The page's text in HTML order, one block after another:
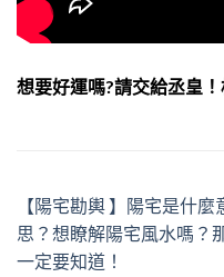
想要好運嗎?請交給丞皇
【陽宅勘輿 】陽宅是什麼
思？想瞭解陽宅風水嗎？
一定要知道！